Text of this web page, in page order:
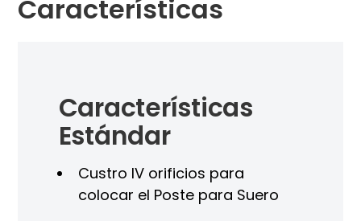
Características
Características
Estándar
Custro IV orificios para
colocar el Poste para Suero